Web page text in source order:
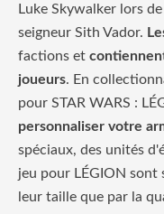
Luke Skywalker lors
seigneur Sith Vador.
factions et
joueurs. En
pour STAR WARS :
personnaliser votre
spéciaux, des unités
jeu pour LÉGION sont
leur taille que par la